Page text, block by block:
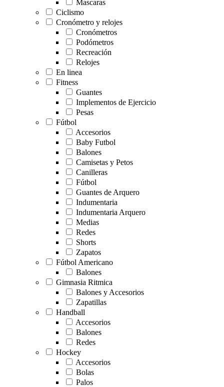
Mascaras
Ciclismo
Cronómetro y relojes
Cronómetros
Podómetros
Recreación
Relojes
En linea
Fitness
Guantes
Implementos de Ejercicio
Pesas
Fútbol
Accesorios
Baby Futbol
Balones
Camisetas y Petos
Canilleras
Fútbol
Guantes de Arquero
Indumentaria
Indumentaria Arquero
Medias
Redes
Shorts
Zapatos
Fútbol Americano
Balones
Gimnasia Ritmica
Balones y Accesorios
Zapatillas
Handball
Accesorios
Balones
Redes
Hockey
Accesorios
Bolas
Palos